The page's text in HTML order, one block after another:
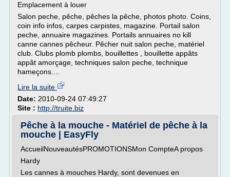
Emplacement à louer
Salon peche, pêche, pêches la pêche, photos photo. Coins,
coin info infos, carpes carpistes, magazine. Portail salon
peche, annuaire magazines. Portails annuaires no kill
canne cannes pêcheur. Pêcher nuit salon peche, matériel
club. Clubs plomb plombs, bouillettes , bouillette appâts
appât amorçage, techniques salon peche, technique
hameçons....
Lire la suite
Date: 2010-09-24 07:49:27
Site : http://truite.biz
Pêche à la mouche - Matériel de pêche à la
mouche | EasyFly
AccueilNouveautésPROMOTIONSMon CompteA propos
Hardy
Les cannes à mouches Hardy, sont devenues en